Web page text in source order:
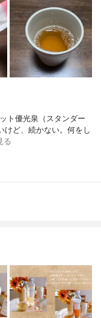
ト優光泉（スタンダー
けど、続かない。何をし
る